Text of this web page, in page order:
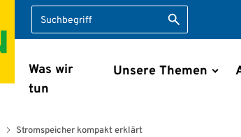
Suche Suche starten
Navigation überspringen
Was wir
tun
Unsere Themen
Stromspeicher kompakt erklärt